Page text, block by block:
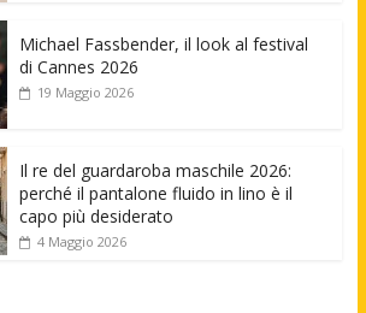
Michael Fassbender, il look al festival
di Cannes 2026
19 Maggio 2026
Il re del guardaroba maschile 2026:
perché il pantalone fluido in lino è il
capo più desiderato
4 Maggio 2026